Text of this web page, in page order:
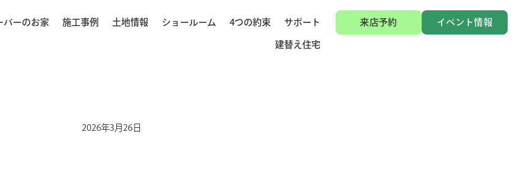
バーのお家 施工事例 土地情報 ショールーム 4つの約束 サポート
建替え住宅
来店予約 イベント情報
2026年3月26日